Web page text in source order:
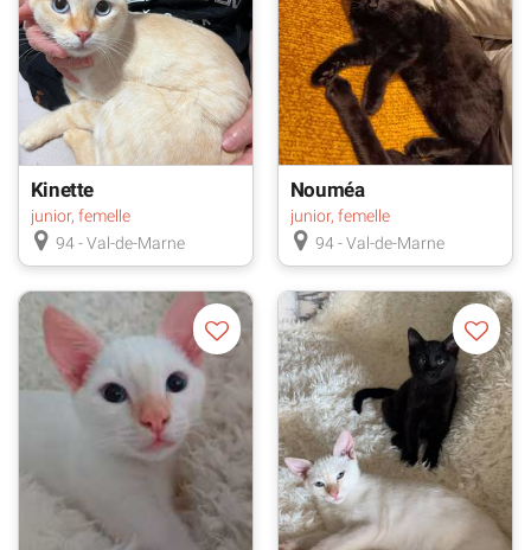
Kinette
junior, femelle
94 - Val-de-Marne
Nouméa
junior, femelle
94 - Val-de-Marne